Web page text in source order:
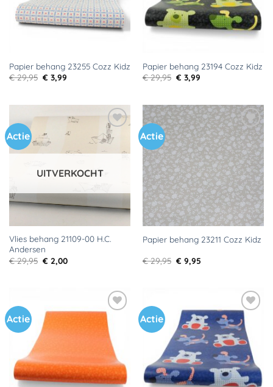
Papier behang 23255 Cozz Kidz
€29,95 Oorspronkelijke
prijs
€ 3,99Huidige
Papier behang 23194 Cozz Kidz
€29,95 Oorspronkelijke
prijs
€ 3,99Huidige
Actie
Toevoegen
aan
verlanglijst
UITVERKOCHT
Vlies behang 21109-00 H.C.
Andersen
€29,95 Oorspronkelijke
prijs
€ 2,00Huidige
Actie
Toevoegen
aan
verlanglijst
Papier behang 23211 Cozz Kidz
€29,95 Oorspronkelijke
prijs
€ 9,95Huidige
Actie
Toevoegen
aan
verlanglijst
Actie
Toevoegen
aan
verlanglijst